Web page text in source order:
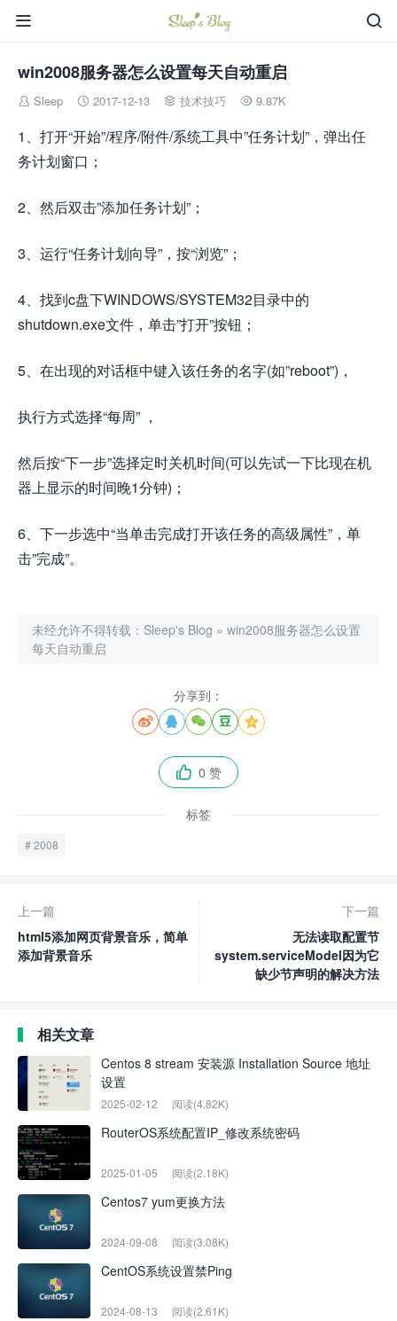


win2008服务器怎么设置每天自动重启
 Sleep  2017-12-13  技术技巧  9.87K
1、打开“开始”/程序/附件/系统工具中”任务计划”，弹出任
务计划窗口；
2、然后双击”添加任务计划”；
3、运行“任务计划向导”，按“浏览”；
4、找到c盘下WINDOWS/SYSTEM32目录中的
shutdown.exe文件，单击”打开”按钮；
5、在出现的对话框中键入该任务的名字(如”reboot”)，
执行方式选择“每周” ，
然后按“下一步”选择定时关机时间(可以先试一下比现在机
器上显示的时间晚1分钟)；
6、下一步选中“当单击完成打开该任务的高级属性”，单
击”完成”。
未经允许不得转载： Sleep's Blog » win2008服务器怎么设置
每天自动重启
分享到：
    
 0 赞
标签
2008
上一篇
html5添加网页背景音乐，简单
添加背景音乐
下一篇
无法读取配置节
system.serviceModel因为它
缺少节声明的解决方法
相关文章
Centos 8 stream 安装源 Installation Source 地址
设置
2025-02-12 阅读(4.82K)
RouterOS系统配置IP_修改系统密码
2025-01-05 阅读(2.18K)
Centos7 yum更换方法
2024-09-08 阅读(3.08K)
CentOS系统设置禁Ping
2024-08-13 阅读(2.61K)